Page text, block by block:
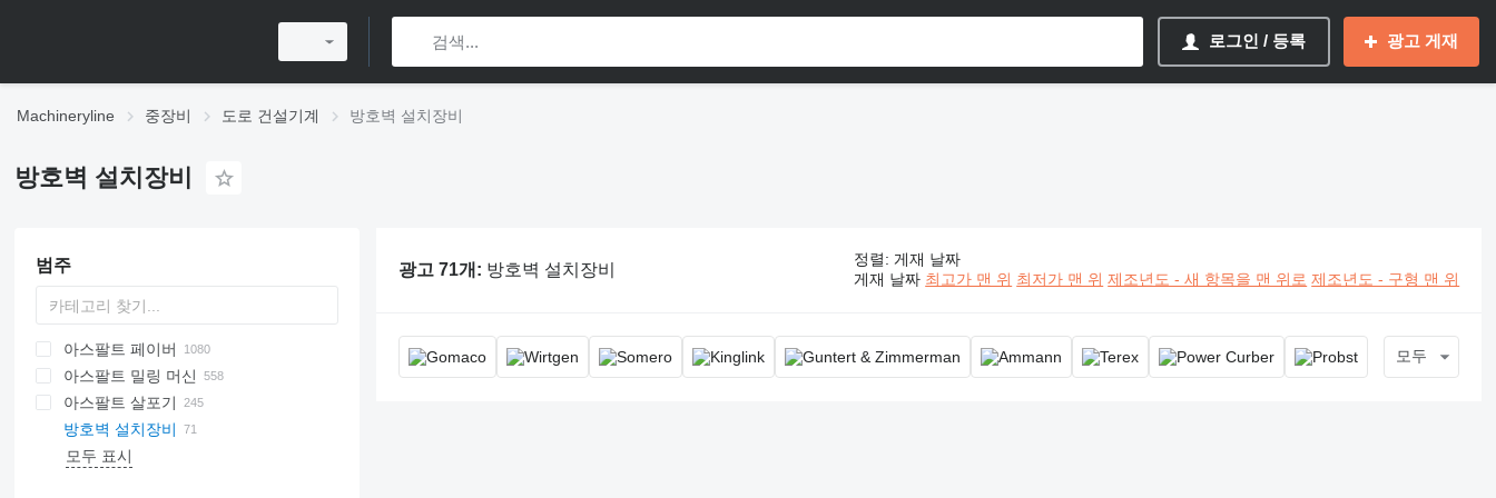
로그인 / 등록 광고 게재
Machineryline 중장비 도로 건설기계 방호벽 설치장비
방호벽 설치장비
범주
아스팔트 페이버
크롤러 아스팔트 페이버
휠 아스팔트 페이버
아스팔트 밀링 머신
아스팔트 살포기
방호벽 설치장비
모두 표시
광고 71개: 방호벽 설치장비
정렬: 게재 날짜
게재 날짜 최고가 맨 위 최저가 맨 위 제조년도 - 새 항목을 맨 위로 제조년도 - 구형 맨 위
모두